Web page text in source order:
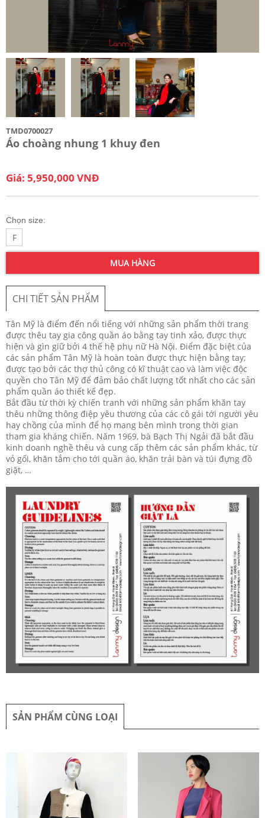
TMD0700027
Áo choàng nhung 1 khuy đen
Giá: 5,950,000 VNĐ
Chọn size:
F
MUA HÀNG
CHI TIẾT SẢN PHẨM
Tân Mỹ là điểm đến nổi tiếng với những sản phẩm thời trang
được thêu tay gia công quần áo bằng tay tinh xảo, được thực
hiện và gìn giữ bởi 4 thế hệ phụ nữ Hà Nội. Điểm đặc biệt của
các sản phẩm Tân Mỹ là hoàn toàn được thực hiện bằng tay;
được tạo bởi các thợ thủ công có kĩ thuật cao và làm việc độc
quyền cho Tân Mỹ để đảm bảo chất lượng tốt nhất cho các sản
phẩm quần áo thiết kế đẹp.
Bắt đầu từ thời kỳ chiến tranh với những sản phẩm khăn tay
thêu những thông điệp yêu thương của các cô gái tới người yêu
hay chồng của mình để họ mang bên mình trong thời gian
tham gia kháng chiến. Năm 1969, bà Bạch Thị Ngải đã bắt đầu
kinh doanh nghề thêu và cung cấp thêm các sản phẩm khác, từ
vỏ gối, khăn tắm cho tới quần áo, khăn trải bàn và túi đựng đồ
giặt, …
SẢN PHẨM CÙNG LOẠI